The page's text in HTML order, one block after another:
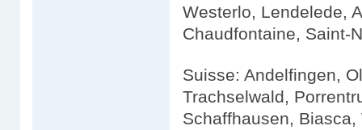
Westerlo, Lendelede,
Chaudfontaine, Saint-
Suisse: Andelfingen,
Trachselwald,
Schaffhausen,